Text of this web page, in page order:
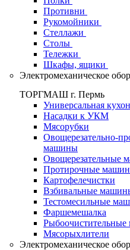
Противни
Рукомойники
Стеллажи
Столы
Тележки
Шкафы, ящики
Электромеханическое
ТОРГМАШ г. Пермь
Универсальная
Насадки к УКМ
Мясорубки
Овощерезательно-
машины
Овощерезательные
Протирочные
Картофелечистки
Взбивальные
Тестомесильные
Фаршемешалка
Мясорыхлители
Электромеханическое